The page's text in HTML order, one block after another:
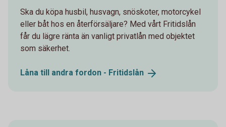
Ska du köpa husbil, husvagn, snöskoter, motorcykel
eller båt hos en återförsäljare? Med vårt Fritidslån
får du lägre ränta än vanligt privatlån med objektet
som säkerhet.
Låna till andra fordon - Fritidslån